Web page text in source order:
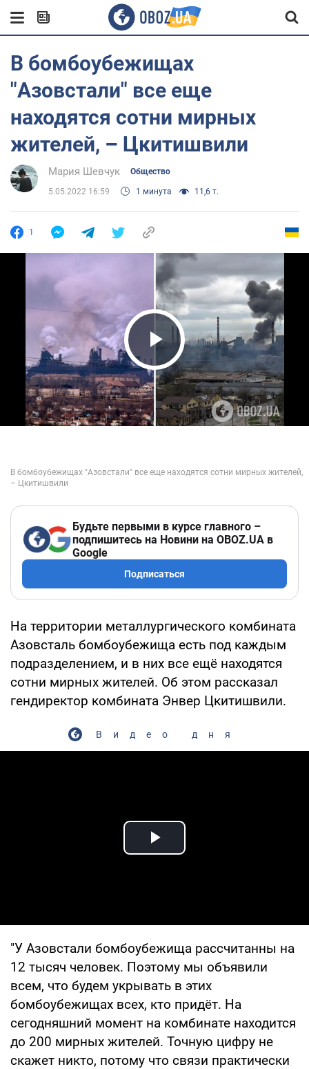
В бомбоубежищах
"Азовстали" все еще
находятся сотни мирных
жителей, – Цкитишвили
Мария Шевчук Общество
5.05.2022 16:59 1 минута 11,6 т.
1
Play Video
Будьте первыми в курсе главного –
подпишитесь на Новини на OBOZ.UA в
Google
Подписаться
На территории металлургического комбината
Азовсталь бомбоубежища есть под каждым
подразделением, и в них все ещё находятся
сотни мирных жителей. Об этом рассказал
гендиректор комбината Энвер Цкитишвили.
Видео дня
Play Video
"У Азовстали бомбоубежища рассчитанны на
12 тысяч человек. Поэтому мы объявили
всем, что будем укрывать в этих
бомбоубежищах всех, кто придёт. На
сегодняшний момент на комбинате находится
до 200 мирных жителей. Точную цифру не
скажет никто, потому что связи практически